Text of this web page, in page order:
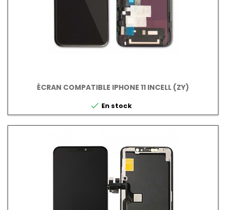
ÉCRAN COMPATIBLE IPHONE 11 INCELL (ZY)
 En stock